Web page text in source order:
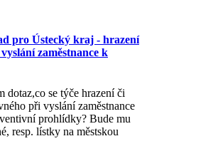
pro Ústecký kraj - hrazení
zaměstnance k
dotaz,co se týče hrazení či
při vyslání zaměstnance
prohlídky? Bude mu
resp. lístky na městskou